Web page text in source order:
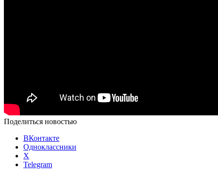
Поделиться новостью
ВКонтакте
Одноклассники
X
Telegram